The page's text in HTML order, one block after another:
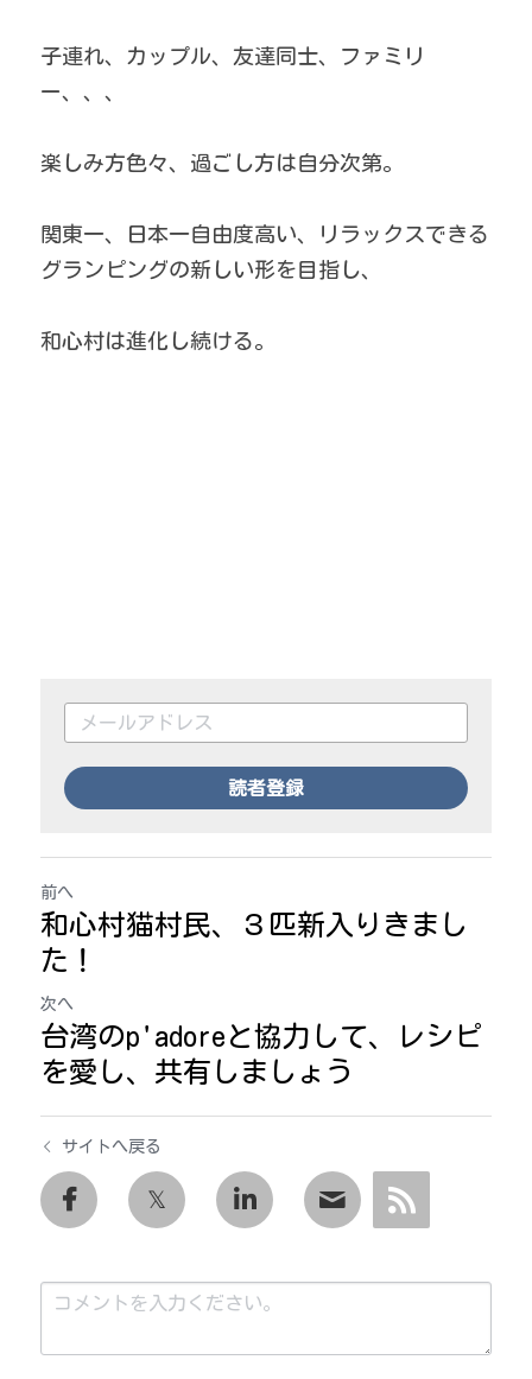
子連れ、カップル、友達同士、ファミリ
ー、、、
楽しみ方色々、過ごし方は自分次第。
関東一、日本一自由度高い、リラックスできる
グランピングの新しい形を目指し、
和心村は進化し続ける。
読者登録
前へ
和心村猫村民、３匹新入りきまし
た！
次へ
台湾のp'adoreと協力して、レシピ
を愛し、共有しましょう
サイトへ戻る